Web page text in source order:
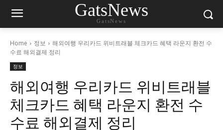
GatsNews
GatsNews
Home 정보
해외여행 우리카드 위비트래블 체크카드 혜택 라운지 환전 수
수료 해외결제 정리
정보
해외여행 우리카드 위비트래블
체크카드 혜택 라운지 환전 수
수료 해외결제 정리